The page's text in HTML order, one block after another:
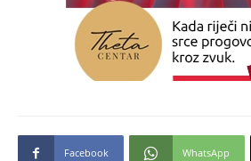
Facebook WhatsApp